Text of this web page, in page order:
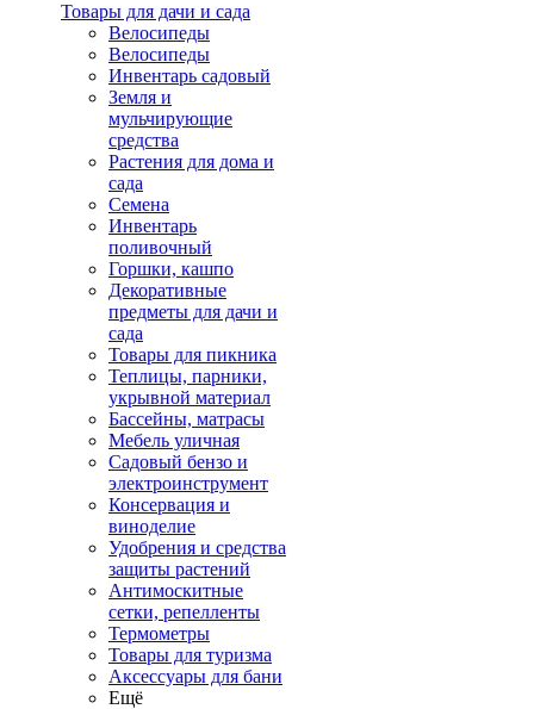
Товары для дачи и сада
Велосипеды
Велосипеды
Инвентарь садовый
Земля и
мульчирующие
средства
Растения для дома и
сада
Семена
Инвентарь
поливочный
Горшки, кашпо
Декоративные
предметы для дачи и
сада
Товары для пикника
Теплицы, парники,
укрывной материал
Бассейны, матрасы
Мебель уличная
Садовый бензо и
электроинструмент
Консервация и
виноделие
Удобрения и средства
защиты растений
Антимоскитные
сетки, репелленты
Термометры
Товары для туризма
Аксессуары для бани
Ещё